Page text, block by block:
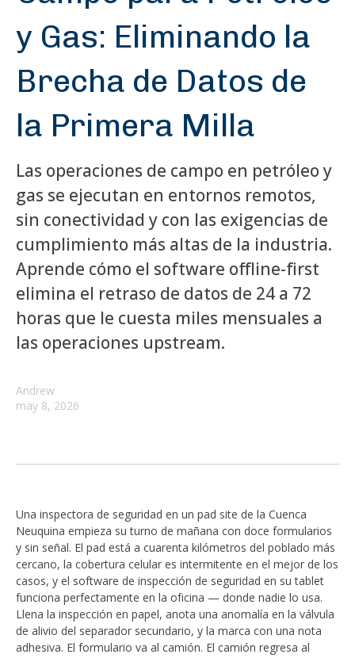
y Gas: Eliminando la
Brecha de Datos de
la Primera Milla
Las operaciones de campo en petróleo y
gas se ejecutan en entornos remotos,
sin conectividad y con las exigencias de
cumplimiento más altas de la industria.
Aprende cómo el software offline-first
elimina el retraso de datos de 24 a 72
horas que le cuesta miles mensuales a
las operaciones upstream.
Andrew
may 8, 2026
Una inspectora de seguridad en un pad site de la Cuenca
Neuquina empieza su turno de mañana con doce formularios
y sin señal. El pad está a cuarenta kilómetros del poblado más
cercano, la cobertura celular es intermitente en el mejor de los
casos, y el software de inspección de seguridad en su tablet
funciona perfectamente en la oficina — donde nadie lo usa.
Llena la inspección en papel, anota una anomalía en la válvula
de alivio del separador secundario, y la marca con una nota
adhesiva. El formulario va al camión. El camión regresa al